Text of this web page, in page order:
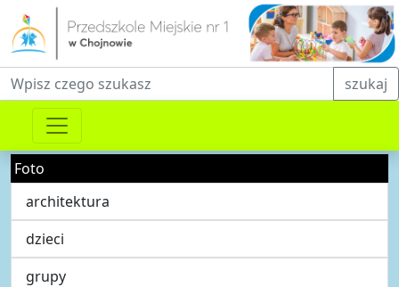
Fraza do wyszukiwania szukaj
Foto
architektura
dzieci
grupy